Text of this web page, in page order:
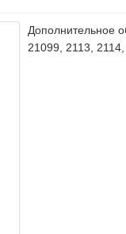
Дополнительное
21099, 2113,